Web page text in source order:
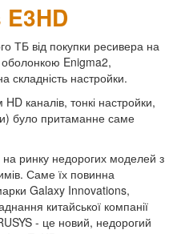
ТБ від покупки ресивера на
оболонкою Enigma2,
складність настройки.
каналів, тонкі настройки,
було притаманне саме
ринку недорогих моделей з
Саме їх повинна
Galaxy Innovations,
китайської компанії
- це новий, недорогий